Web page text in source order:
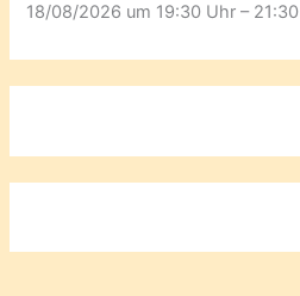
18/08/2026 um 19:30 Uhr – 21:30